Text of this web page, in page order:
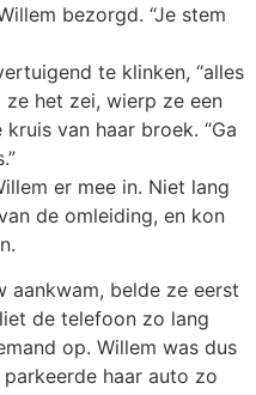
bezorgd. “Je stem
te klinken, “alles
ze het zei, wierp ze een
van haar broek. “Ga
er mee in. Niet lang
de omleiding, en kon
aankwam, belde ze eerst
de telefoon zo lang
op. Willem was dus
haar auto zo